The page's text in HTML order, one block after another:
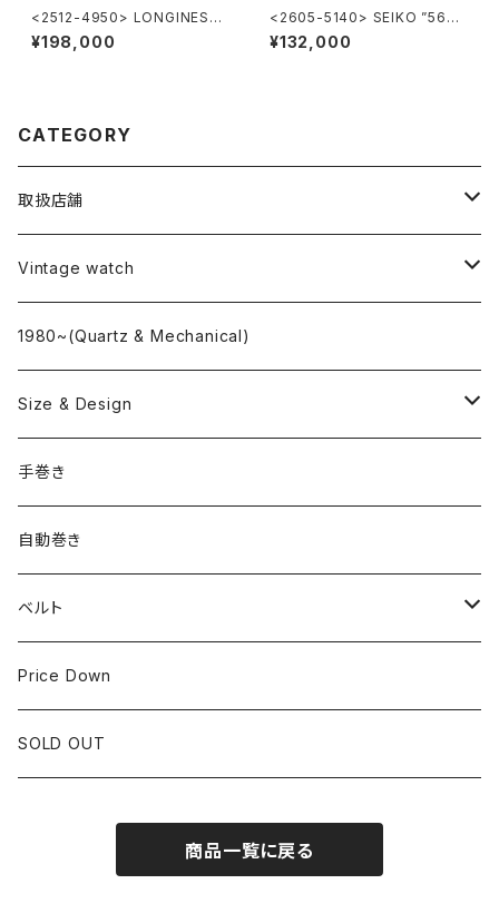
<2512-4950> LONGINES
"Cal.12.68.ZS"
¥198,000
<2605-5140> SEIKO ”56K
S" KING SEIKO
¥132,000
CATEGORY
取扱店舗
L o'clock
"delve"
Vintage watch
海外ブランド
OMEGA
ROLEX
国産ブランド
SEIKO
CITIZEN
1980~(Quartz & Mechanical)
Size & Design
~24.9mm
25mm~29.9mm
30mm~34.9mm
35mm~39.9mm
40mm~
手巻き
自動巻き
ベルト
HIRSCHベルト
SSブレスレット
Price Down
SOLD OUT
商品一覧に戻る